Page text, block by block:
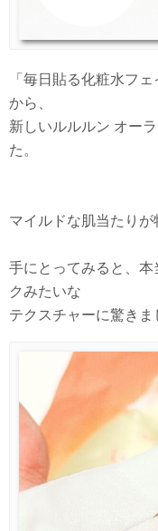
「毎日貼る化粧水フ
から、
新しいルルルン オー
た。
マイルドな肌当たりが
手にとってみると、
クみたいな
テクスチャーに驚きま